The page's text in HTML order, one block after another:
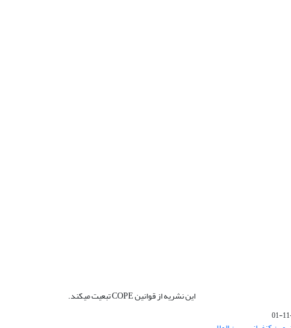
این نشریه از قوانین COPE تبعیت میکند.